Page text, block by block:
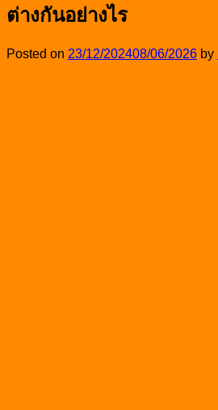
ต่างกันอย่างไร
Posted on 23/12/202408/06/2026 by